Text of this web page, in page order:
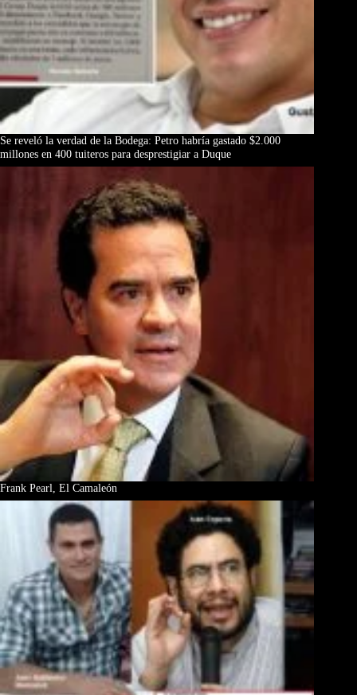
Se reveló la verdad de la Bodega: Petro habría gastado $2.000
millones en 400 tuiteros para desprestigiar a Duque
Frank Pearl, El Camaleón